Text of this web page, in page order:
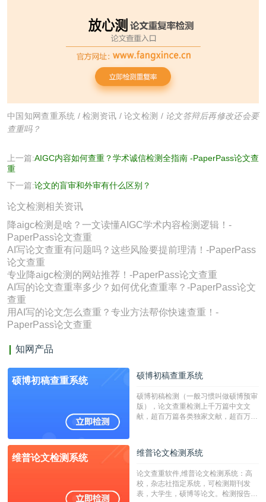
中国知网查重系统 /检测资讯 / 论文检测 / 论文答辩后再修改还会要
查重吗？
上一篇:AIGC内容如何查重？学术诚信检测全指南 -PaperPass论文查
重
下一篇:论文的盲审和外审有什么区别？
论文检测相关资讯
降aigc检测是啥？一文读懂AIGC学术内容检测逻辑！-
PaperPass论文查重
AI写论文查重有问题吗？这些风险要提前理清！-PaperPass
论文查重
专业降aigc检测的网站推荐！-PaperPass论文查重
AI写的论文查重率多少？如何优化查重率？-PaperPass论文
查重
用AI写的论文怎么查重？专业方法帮你快速查重！-
PaperPass论文查重
知网产品
硕博初稿查重系统 硕博初稿查重系统
硕博初稿检测（一般习惯叫做硕博预审
版），论文查重检测上千万篇中文文
献，超百万篇各类独家文献，超百万港
校用来检测硕博论文的系统，检测范围
广，数据来源真实，检测算法合理!本
字符数30万）
维普论文检测系统 维普论文检测系统
论文查重软件,维普论文检测系统：高
校，杂志社指定系统，可检测期刊发
表，大学生，硕博等论文。检测报告支